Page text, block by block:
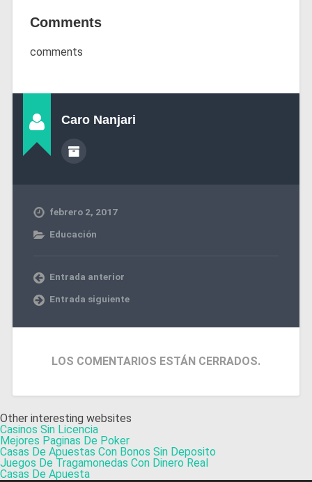
Comments
comments
Caro Nanjari
febrero 2, 2017
Educación
Entrada anterior
Entrada siguiente
LOS COMENTARIOS ESTÁN CERRADOS.
Other interesting websites
Casinos Sin Licencia
Mejores Paginas De Poker
Casas De Apuestas Con Bonos Sin Deposito
Juegos De Tragamonedas Con Dinero Real
Casas De Apuesta